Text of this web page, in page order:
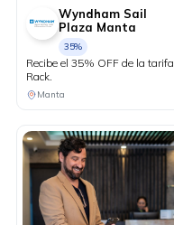
Wyndham Sail
Plaza Manta
35%
Recibe el 35% OFF de la tarifa
Rack.
Manta